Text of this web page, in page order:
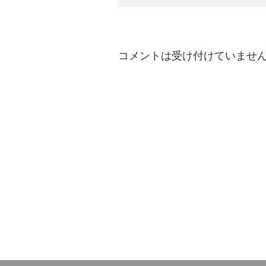
コメントは受け付けていません